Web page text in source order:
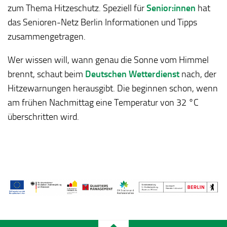
zum Thema Hitzeschutz. Speziell fürSenior:innen hat
das Senioren-Netz Berlin Informationen und Tipps
zusammengetragen.
Wer wissen will, wann genau die Sonne vom Himmel
brennt, schaut beim Deutschen Wetterdienst nach, der
Hitzewarnungen herausgibt. Die beginnen schon, wenn
am frühen Nachmittag eine Temperatur von 32 °C
überschritten wird.